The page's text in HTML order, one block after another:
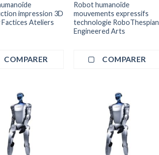
impression 3D
Ateliers
COMPARER
Robot humanoïde
mouvements expressifs
technologie RoboThespian
Engineered Arts
COMPARER